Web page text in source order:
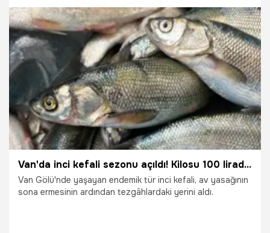
13.08.2025 Van
Van'da inci kefali sezonu açıldı! Kilosu 100 liradan alıcı buluyor
Van Gölü'nde yaşayan endemik tür inci kefali, av yasağının
sona ermesinin ardından tezgâhlardaki yerini aldı.